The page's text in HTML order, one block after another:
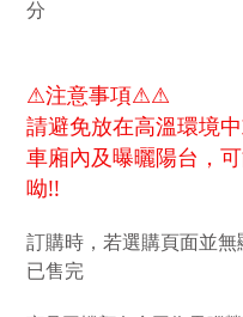
分
⚠注意事項⚠⚠
請避免放在高溫環境
車廂內及曝曬陽台，
呦!!
訂購時，若選購頁面並
已售完